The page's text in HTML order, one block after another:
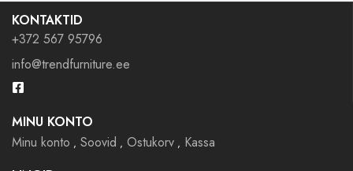
KONTAKTID
+372 567 95796
info@trendfurniture.ee
MINU KONTO
Minu konto
Soovid Ostukorv
Kassa